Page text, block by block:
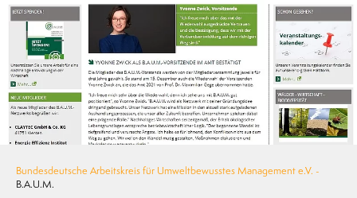
Bundesdeutsche Arbeitskreis für Umweltbewusstes Management e.V. -
B.A.U.M.